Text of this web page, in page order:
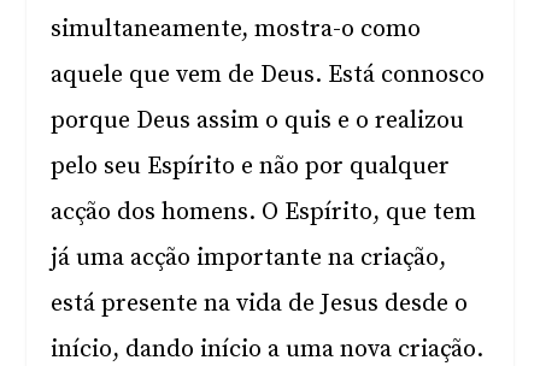
simultaneamente, mostra-o como
aquele que vem de Deus. Está connosco
porque Deus assim o quis e o realizou
pelo seu Espírito e não por qualquer
acção dos homens. O Espírito, que tem
já uma acção importante na criação,
está presente na vida de Jesus desde o
início, dando início a uma nova criação.